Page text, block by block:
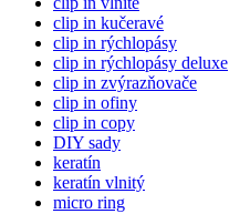
clip in kučeravé
clip in rýchlopásy
clip in rýchlopásy deluxe
clip in zvýrazňovače
clip in ofiny
clip in copy
DIY sady
keratín
keratín vlnitý
micro ring